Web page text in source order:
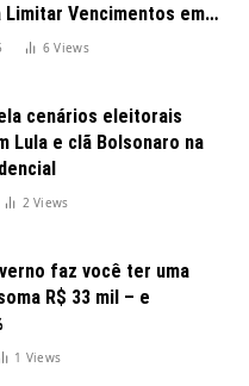
Limitar Vencimentos em
6Views
cenários eleitorais
Lula e clã Bolsonaro na
2Views
faz você ter uma
R$ 33 mil – e
1 Views